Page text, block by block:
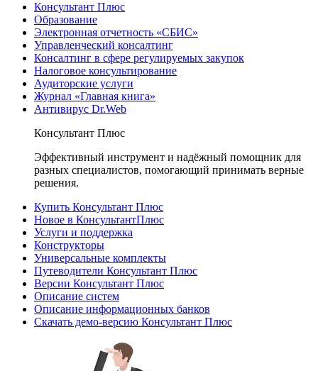
Консультант Плюс
Образование
Электронная отчетность «СБИС»
Управленческий консалтинг
Консалтинг в сфере регулируемых закупок
Налоговое консультирование
Аудиторские услуги
Журнал «Главная книга»
Антивирус Dr.Web
Консультант Плюс
Эффективный инструмент и надёжный помощник для
разных специалистов, помогающий принимать верные
решения.
Купить Консультант Плюс
Новое в КонсультантПлюс
Услуги и поддержка
Конструкторы
Универсальные комплекты
Путеводители Консультант Плюс
Версии Консультант Плюс
Описание систем
Описание информационных банков
Скачать демо-версию Консультант Плюс